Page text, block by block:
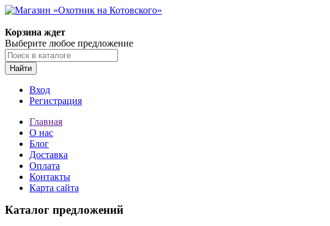
Корзина ждет
Выберите любое предложение
Найти
Вход
Регистрация
Главная
О нас
Блог
Доставка
Оплата
Контакты
Карта сайта
Каталог предложений